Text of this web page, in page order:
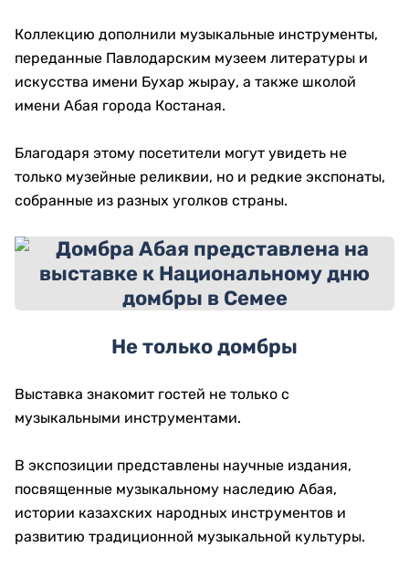
Коллекцию дополнили музыкальные инструменты,
переданные Павлодарским музеем литературы и
искусства имени Бухар жырау, а также школой
имени Абая города Костаная.
Благодаря этому посетители могут увидеть не
только музейные реликвии, но и редкие экспонаты,
собранные из разных уголков страны.
Не только домбры
Выставка знакомит гостей не только с
музыкальными инструментами.
В экспозиции представлены научные издания,
посвященные музыкальному наследию Абая,
истории казахских народных инструментов и
развитию традиционной музыкальной культуры.